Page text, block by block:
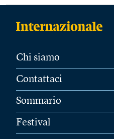
Chi siamo
Contattaci
Sommario
Festival